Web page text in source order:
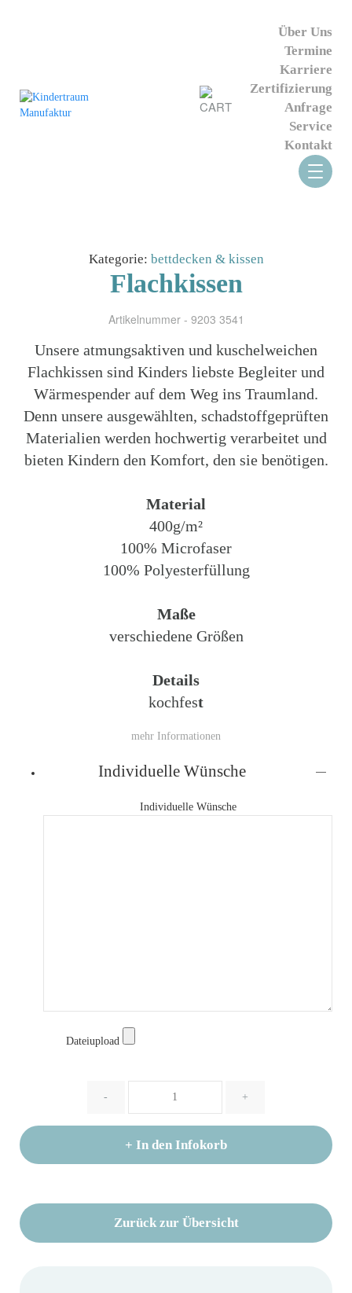
Über Uns
Termine
Karriere
Zertifizierung
Anfrage
Service
Kontakt
Kategorie: bettdecken & kissen
Flachkissen
Artikelnummer - 9203 3541
Unsere atmungsaktiven und kuschelweichen
Flachkissen sind Kinders liebste Begleiter und
Wärmespender auf dem Weg ins Traumland.
Denn unsere ausgewählten, schadstoffgeprüften
Materialien werden hochwertig verarbeitet und
bieten Kindern den Komfort, den sie benötigen.
Material
400g/m²
100% Microfaser
100% Polyesterfüllung
Maße
verschiedene Größen
Details
kochfest
mehr Informationen
Individuelle Wünsche
Individuelle Wünsche
Dateiupload
-
+
+ In den Infokorb
Zurück zur Übersicht